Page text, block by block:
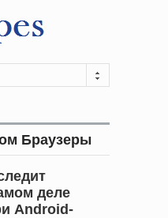
Браузеры
деле
Android-